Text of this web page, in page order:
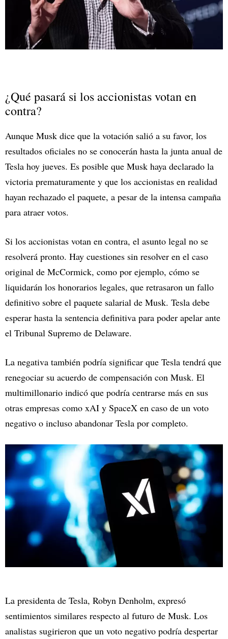
¿Qué pasará si los accionistas votan en
contra?
Aunque Musk dice que la votación salió a su favor, los
resultados oficiales no se conocerán hasta la junta anual de
Tesla hoy jueves. Es posible que Musk haya declarado la
victoria prematuramente y que los accionistas en realidad
hayan rechazado el paquete, a pesar de la intensa campaña
para atraer votos.
Si los accionistas votan en contra, el asunto legal no se
resolverá pronto. Hay cuestiones sin resolver en el caso
original de McCormick, como por ejemplo, cómo se
liquidarán los honorarios legales, que retrasaron un fallo
definitivo sobre el paquete salarial de Musk. Tesla debe
esperar hasta la sentencia definitiva para poder apelar ante
el Tribunal Supremo de Delaware.
La negativa también podría significar que Tesla tendrá que
renegociar su acuerdo de compensación con Musk. El
multimillonario indicó que podría centrarse más en sus
otras empresas como xAI y SpaceX en caso de un voto
negativo o incluso abandonar Tesla por completo.
La presidenta de Tesla, Robyn Denholm, expresó
sentimientos similares respecto al futuro de Musk. Los
analistas sugirieron que un voto negativo podría despertar